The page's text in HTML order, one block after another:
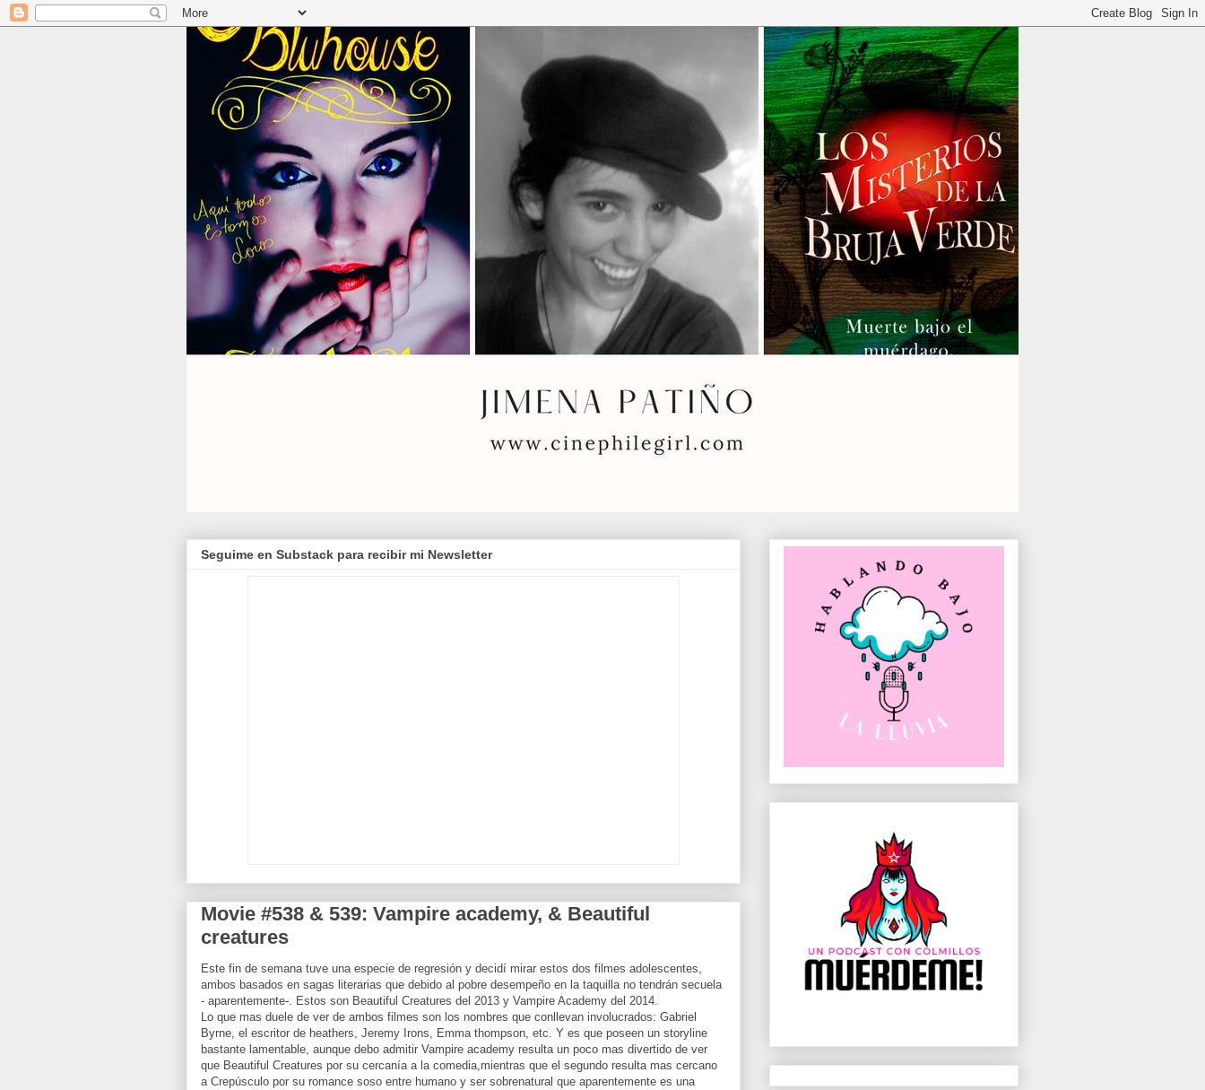
Seguime en Substack para recibir mi Newsletter
Movie #538 & 539: Vampire academy, & Beautiful
creatures
Este fin de semana tuve una especie de regresión y decidí mirar estos dos filmes adolescentes,
ambos basados en sagas literarias que debido al pobre desempeño en la taquilla no tendrán secuela
- aparentemente-. Estos son Beautiful Creatures del 2013 y Vampire Academy del 2014.
Lo que mas duele de ver de ambos filmes son los nombres que conllevan involucrados: Gabriel
Byrne, el escritor de heathers, Jeremy Irons, Emma thompson, etc. Y es que poseen un storyline
bastante lamentable, aunque debo admitir Vampire academy resulta un poco mas divertido de ver
que Beautiful Creatures por su cercanía a la comedia,mientras que el segundo resulta mas cercano
a Crepúsculo por su romance soso entre humano y ser sobrenatural que aparentemente es una